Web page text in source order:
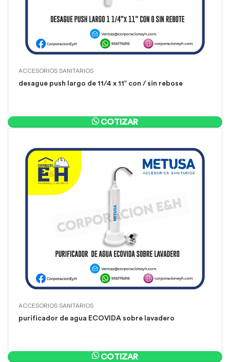
ACCESORIOS SANITARIOS
desague push largo de 11/4 x 11″ con / sin rebose
COTIZAR
ACCESORIOS SANITARIOS
purificador de agua ECOVIDA sobre lavadero
COTIZAR